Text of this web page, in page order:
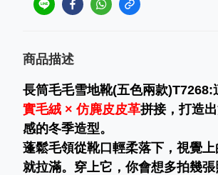
商品描述
長筒毛毛雪地靴(五色兩款)T7268:
實毛絨 × 仿麂皮皮革拼接，打造
感的冬季造型。
蓬鬆毛領從靴口輕柔落下，視覺
就拉滿。穿上它，你會想多拍幾